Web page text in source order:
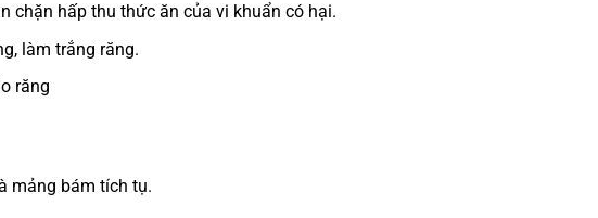
chặn hấp thu thức ăn của vi khuẩn có hại.
làm trắng răng.
răng
mảng bám tích tụ.